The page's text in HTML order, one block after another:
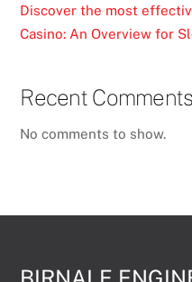
Discover the most
Casino: An Overview for
Recent Comments
No comments to show.